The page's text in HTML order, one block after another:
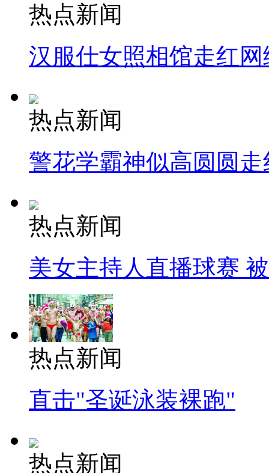
热点新闻
汉服仕女照相馆走红网
热点新闻
警花学霸神似高圆圆走
热点新闻
美女主持人直播球赛
热点新闻
直击"圣诞泳装裸跑"
热点新闻